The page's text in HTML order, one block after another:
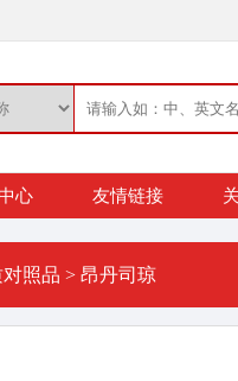
心 友情链接
照品 > 昂丹司琼